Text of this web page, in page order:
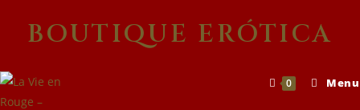
BOUTIQUE ERÓTICA
0 Menu